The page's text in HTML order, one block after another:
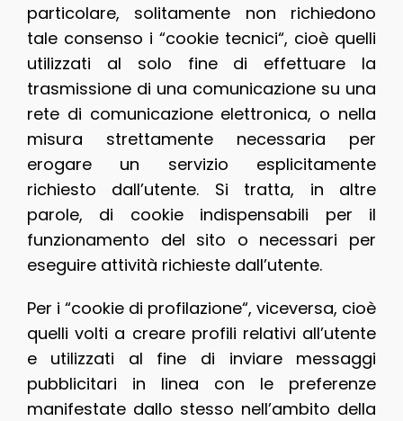
particolare, solitamente non richiedono
tale consenso i “cookie tecnici“, cioè quelli
utilizzati al solo fine di effettuare la
trasmissione di una comunicazione su una
rete di comunicazione elettronica, o nella
misura strettamente necessaria per
erogare un servizio esplicitamente
richiesto dall’utente. Si tratta, in altre
parole, di cookie indispensabili per il
funzionamento del sito o necessari per
eseguire attività richieste dall’utente.
Per i “cookie di profilazione“, viceversa, cioè
quelli volti a creare profili relativi all’utente
e utilizzati al fine di inviare messaggi
pubblicitari in linea con le preferenze
manifestate dallo stesso nell’ambito della